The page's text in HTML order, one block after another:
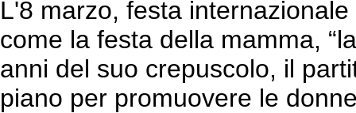
L'8 marzo, festa
come la festa della mamma,
anni del suo crepuscolo, il
piano per promuovere le